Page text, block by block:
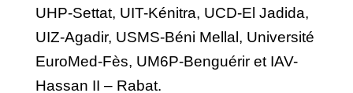
UHP-Settat, UIT-Kénitra, UCD-El Jadida,
UIZ-Agadir, USMS-Béni Mellal, Université
EuroMed-Fès, UM6P-Benguérir et IAV-
Hassan II – Rabat.